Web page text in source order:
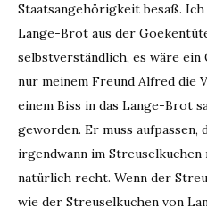
Staatsangehörigkeit besaß. Ich
Lange-Brot aus der
selbstverständlich, es wäre
nur meinem Freund Alfred die
einem Biss in das Lange-Brot
geworden. Er muss aufpassen,
irgendwann im
natürlich recht. Wenn der
wie der Streuselkuchen von